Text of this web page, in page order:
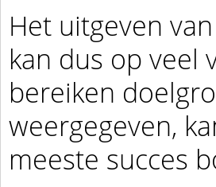
Het uitgeven
kan dus op veel
bereiken
weergegeven,
meeste succes